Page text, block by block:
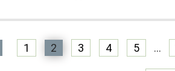
1 2 3 4 5 ...